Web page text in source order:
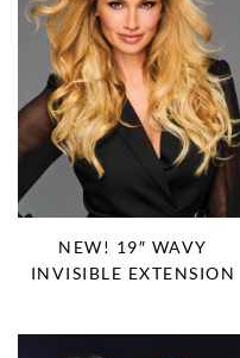
NEW! 19″ WAVY
INVISIBLE EXTENSION